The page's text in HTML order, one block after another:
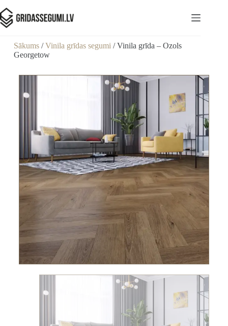
Sākums/Vinila grīdas segumi / Vinila grīda – Ozols
Georgetow